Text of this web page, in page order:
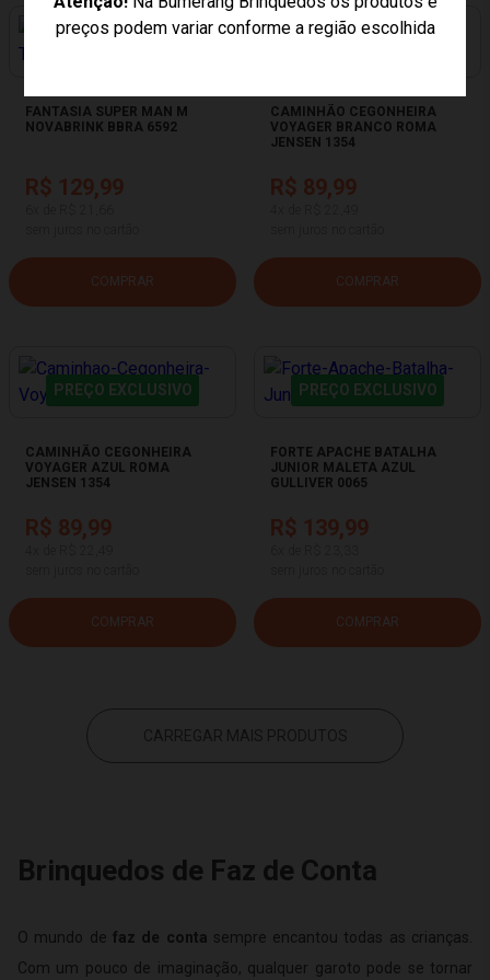
preços podem variar conforme a região escolhida
FANTASIA SUPER MAN M
NOVABRINK BBRA 6592
R$ 129,99
COMPRAR
CAMINHÃO CEGONHEIRA
VOYAGER BRANCO ROMA
JENSEN 1354
R$ 89,99
COMPRAR
PREÇO EXCLUSIVO
CAMINHÃO CEGONHEIRA
VOYAGER AZUL ROMA
JENSEN 1354
R$ 89,99
COMPRAR
PREÇO EXCLUSIVO
FORTE APACHE BATALHA
JUNIOR MALETA AZUL
GULLIVER 0065
R$ 139,99
COMPRAR
Brinquedos de Faz de Conta
O mundo de faz de conta sempre encantou todas as crianças.
Com um pouco de imaginação, qualquer garoto pode se tornar